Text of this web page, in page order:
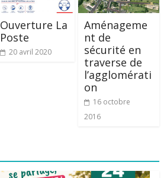
Ouverture La
Poste
20 avril 2020
Aménageme
nt de
sécurité en
traverse de
l’agglomérati
on
16 octobre
2016